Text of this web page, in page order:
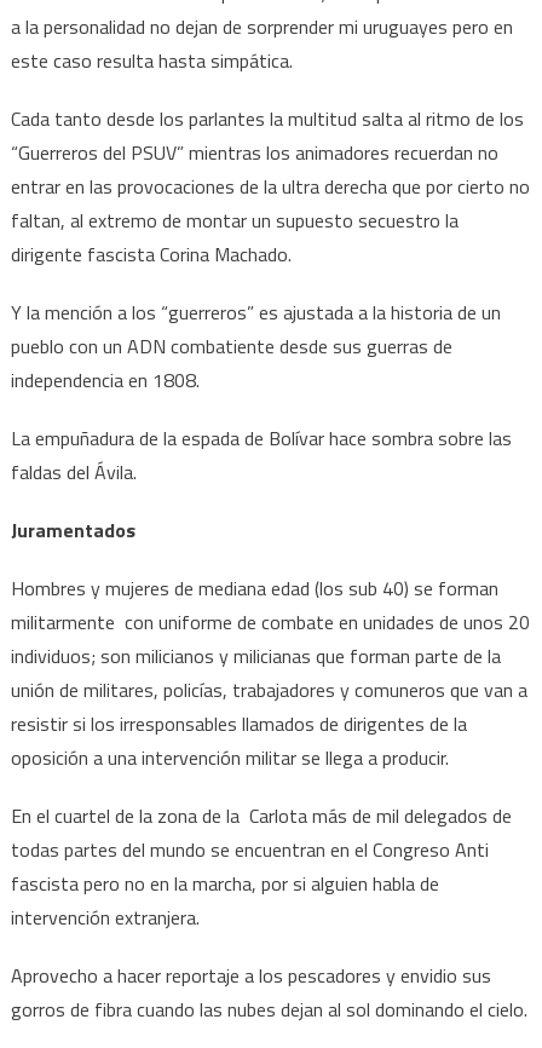
a la personalidad no dejan de sorprender mi uruguayes pero en
este caso resulta hasta simpática.
Cada tanto desde los parlantes la multitud salta al ritmo de los
“Guerreros del PSUV” mientras los animadores recuerdan no
entrar en las provocaciones de la ultra derecha que por cierto no
faltan, al extremo de montar un supuesto secuestro la
dirigente fascista Corina Machado.
Y la mención a los “guerreros” es ajustada a la historia de un
pueblo con un ADN combatiente desde sus guerras de
independencia en 1808.
La empuñadura de la espada de Bolívar hace sombra sobre las
faldas del Ávila.
Juramentados
Hombres y mujeres de mediana edad (los sub 40) se forman
militarmente con uniforme de combate en unidades de unos 20
individuos; son milicianos y milicianas que forman parte de la
unión de militares, policías, trabajadores y comuneros que van a
resistir si los irresponsables llamados de dirigentes de la
oposición a una intervención militar se llega a producir.
En el cuartel de la zona de la Carlota más de mil delegados de
todas partes del mundo se encuentran en el Congreso Anti
fascista pero no en la marcha, por si alguien habla de
intervención extranjera.
Aprovecho a hacer reportaje a los pescadores y envidio sus
gorros de fibra cuando las nubes dejan al sol dominando el cielo.